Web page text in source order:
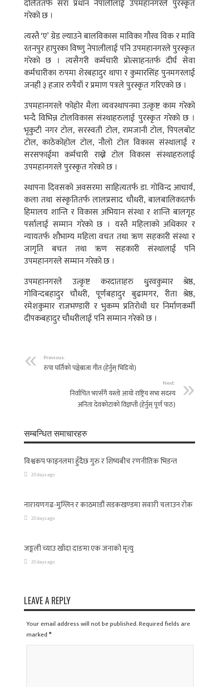
दलिततर्फ सरा प्रधान नेपालीलाई उपमहानगरले पुरस्कृत
गरेको छ ।
त्यस्तै ‘ए’ ग्रेड ल्याउने बालविकास माविका गौरव विक र मावि
रतनपुर हापुरका विष्णु नेपालीलाई पनि उपमहानगरले पुरस्कृत
गरेको छ । त्यसैगरी कर्मचारी प्रोत्साहनतर्फ दीर्घ सेवा
कर्मचारीका रुपमा शेरबहादुर थापा र कुमारसिंह पुनमगरलाई
जनही ३ हजार रुपैयाँ र प्रमाण पत्रले पुरस्कृत गरिएको छ ।
उपमहानगरले फोहोर मैला व्यवस्थापनमा उत्कृष्ट काम गरेको
भन्दै विभिन्न टोलविकास संस्थाहरुलाई पुरस्कृत गरेको छ ।
भृकुटी नगर टोल, सरस्वती टोल, रामजानी टोल, पिपलबोट
टोल, काठेकोहोल टोल, नौलो टोल विकास संस्थालाई र
सरसफाईमा कर्मचारी राख्ने टोल विकास संस्थाहरुलाई
उपमहानगरले पुरस्कृत गरेको छ ।
स्थापना दिवसको अवसरमा साहित्यतर्फ डा. गोविन्द आचार्य,
कला तथा संस्कृतितर्फ लालप्रसाद चौधरी, बालबालिकातर्फ
हिमालय शान्ति र विकास अभियान संस्था र शान्ति बालगृह
पर्सालाई सम्मान गरेको छ । यस्तै महिलाको अधिकार र
न्यायतर्फ शौभाग्य महिला वचत तथा ऋण सहकारी संस्था र
जागृति बचत तथा ऋण सहकारी संस्थालाई पनि
उपमहानगरले सम्मान गरेको छ ।
उपमहानगरले उत्कृष्ट करदाताहरु धु्रवकुमार श्रेष्ठ,
गोविन्दबहादुर चौधरी, पूर्णबहादुर बुढामगर, रीता श्रेष्ठ,
रमेशकुमार राजभण्डारी र भुकम्प प्रतिरोधी घर निर्माणकर्मी
दीपकबहादुर चौधरीलाई पनि सम्मान गरेको छ ।
Previous:
रुपा घर्तिको पञ्चेबाजा गीत (हेर्नुस् भिडियो)
Next:
निर्वाचित भएसँगै यस्तो आयो राष्ट्रिय सभा सदस्य
अनिता देवकोटाको विज्ञप्ती (हेर्नुस् पूर्ण पाठ)
सम्बन्धित समाचारहरु
विश्वकप फाइनलमा हुँदैछ गुरु र शिष्यबीच रणनीतिक भिडन्त
20 days ago
नारायणगढ-मुग्लिन र काठमाडौं सडकखण्डमा सवारी चलाउन रोक
20 days ago
जङ्गली च्याउ खाँदा दाङमा एक जनाको मृत्यु
20 days ago
LEAVE A REPLY
Your email address will not be published. Required fields are
marked*